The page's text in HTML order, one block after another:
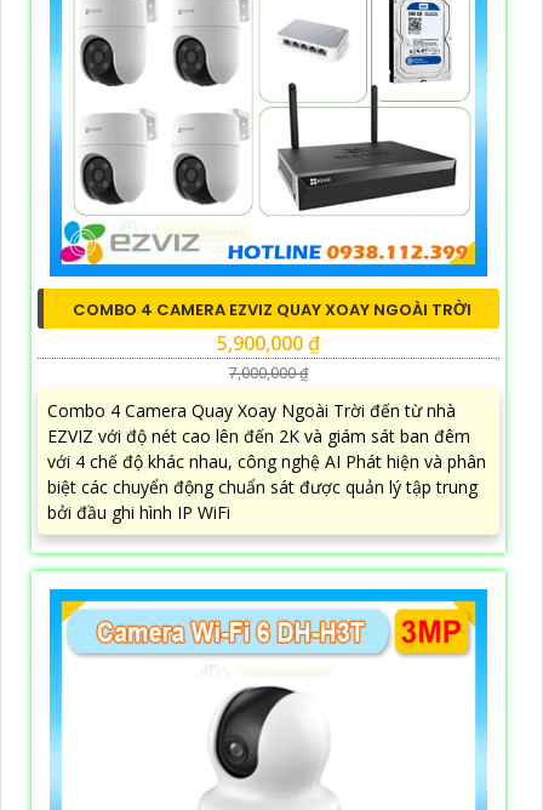
COMBO 4 CAMERA EZVIZ QUAY XOAY NGOÀI TRỜI
5,900,000 ₫
7,000,000 ₫
Combo 4 Camera Quay Xoay Ngoài Trời đến từ nhà
EZVIZ với độ nét cao lên đến 2K và giám sát ban đêm
với 4 chế độ khác nhau, công nghệ AI Phát hiện và phân
biệt các chuyển động chuẩn sát được quản lý tập trung
bởi đầu ghi hình IP WiFi